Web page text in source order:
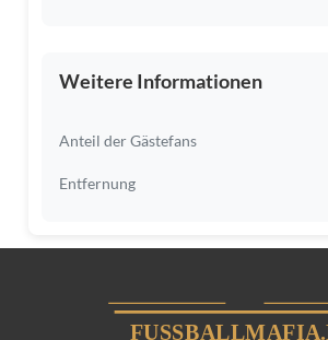
Weitere Informationen
Anteil der Gästefans
Entfernung